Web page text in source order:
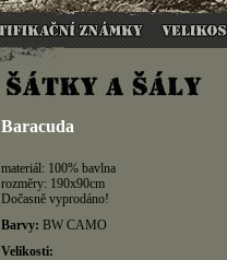
Baracuda
materiál: 100% bavlna
rozměry: 190x90cm
Dočasně vyprodáno!
Barvy: BW CAMO
Velikosti: